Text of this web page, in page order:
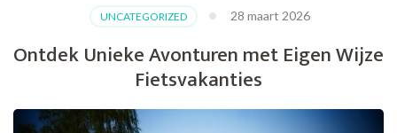
Twee
met
Fietsvakanties
UNCATEGORIZED 28 maart 2026
Ontdek Unieke Avonturen met Eigen Wijze
Fietsvakanties